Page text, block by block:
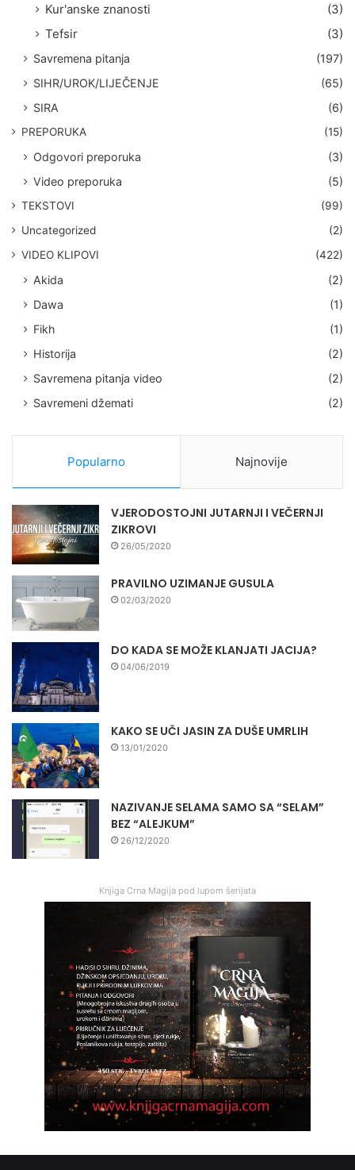
Kur'anske znanosti
(3)
Tefsir
(3)
Savremena pitanja
(197)
SIHR/UROK/LIJEČENJE
(65)
SIRA
(6)
PREPORUKA (15)
Odgovori preporuka
(3)
Video preporuka
(5)
TEKSTOVI
(99)
Uncategorized
(2)
VIDEO KLIPOVI
(422)
Akida
(2)
Dawa
(1)
Fikh
(1)
Historija
(2)
Savremena pitanja video
(2)
Savremeni džemati
(2)
Popularno Najnovije
VJERODOSTOJNI JUTARNJI I VEČERNJI
ZIKROVI
26/05/2020
PRAVILNO UZIMANJE GUSULA
02/03/2020
DO KADA SE MOŽE KLANJATI JACIJA?
04/06/2019
KAKO SE UČI JASIN ZA DUŠE UMRLIH
13/01/2020
NAZIVANJE SELAMA SAMO SA “SELAM”
BEZ “ALEJKUM”
26/12/2020
Knjiga Crna Magija pod lupom šerijata